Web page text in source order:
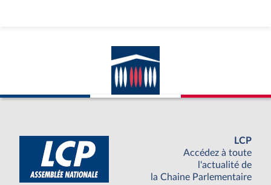
LCP
Accédez à toute
l'actualité de
la Chaine Parlementaire